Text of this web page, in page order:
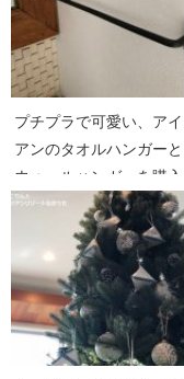
プチプラで可愛い、アイ
アンのタオルハンガーと
ウォールハンガーを購入